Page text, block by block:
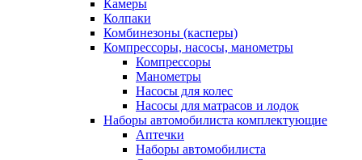
Камеры
Колпаки
Комбинезоны (касперы)
Компрессоры, насосы, манометры
Компрессоры
Манометры
Насосы для колес
Насосы для матрасов и лодок
Наборы автомобилиста комплектующие
Аптечки
Наборы автомобилиста